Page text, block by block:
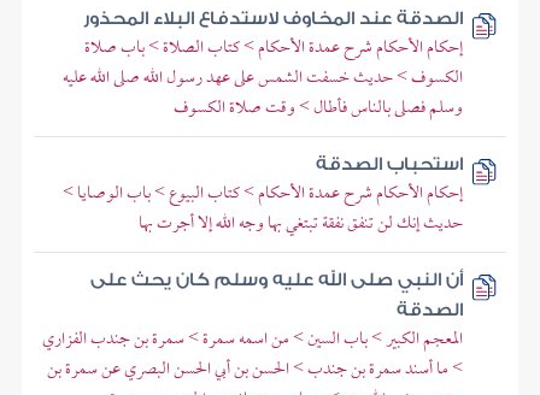
الصدقة عند المخاوف لاستدفاع البلاء المحذور
إحكام الأحكام شرح عمدة الأحكام > كتاب الصلاة > باب صلاة
الكسوف > حديث خسفت الشمس على عهد رسول الله صلى الله عليه
وسلم فصلى بالناس فأطال > وقت صلاة الكسوف
استحباب الصدقة
إحكام الأحكام شرح عمدة الأحكام > كتاب البيوع > باب الوصايا >
حديث إنك لن تنفق نفقة تبتغي بها وجه الله إلا أجرت بها
أن النبي صلى الله عليه وسلم كان يحث على
الصدقة
المعجم الكبير > باب السين > من اسمه سمرة > سمرة بن جندب الفزاري
> ما أسند سمرة بن جندب > الحسن بن أبي الحسن البصري عن سمرة بن